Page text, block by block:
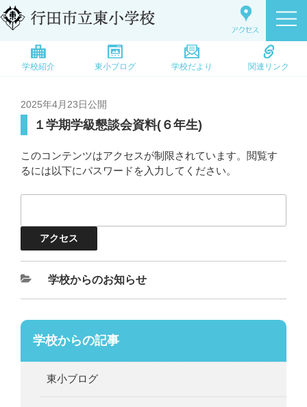
学校紹介 東小ブログ 学校だより 関連リンク
2025年4月23日公開
１学期学級懇談会資料(６年生)
このコンテンツはアクセスが制限されています。閲覧す
るには以下にパスワードを入力してください。
学校からのお知らせ
学校からの記事
東小ブログ